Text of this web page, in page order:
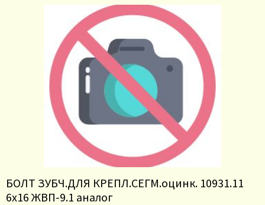
БОЛТ ЗУБЧ.ДЛЯ КРЕПЛ.СЕГМ.оцинк. 10931.11
6х16 ЖВП-9.1 аналог